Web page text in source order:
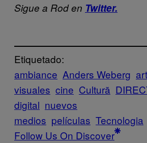
Sigue a Rod en Twitter.
Etiquetado:
ambiance Anders Weberg
visuales cine Cultură
digital nuevos
medios películas Tecnologia
Follow Us On Discover